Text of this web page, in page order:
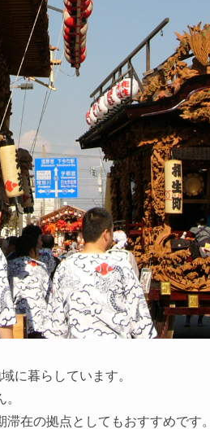
に暮らしています。
在の拠点としてもおすすめです。